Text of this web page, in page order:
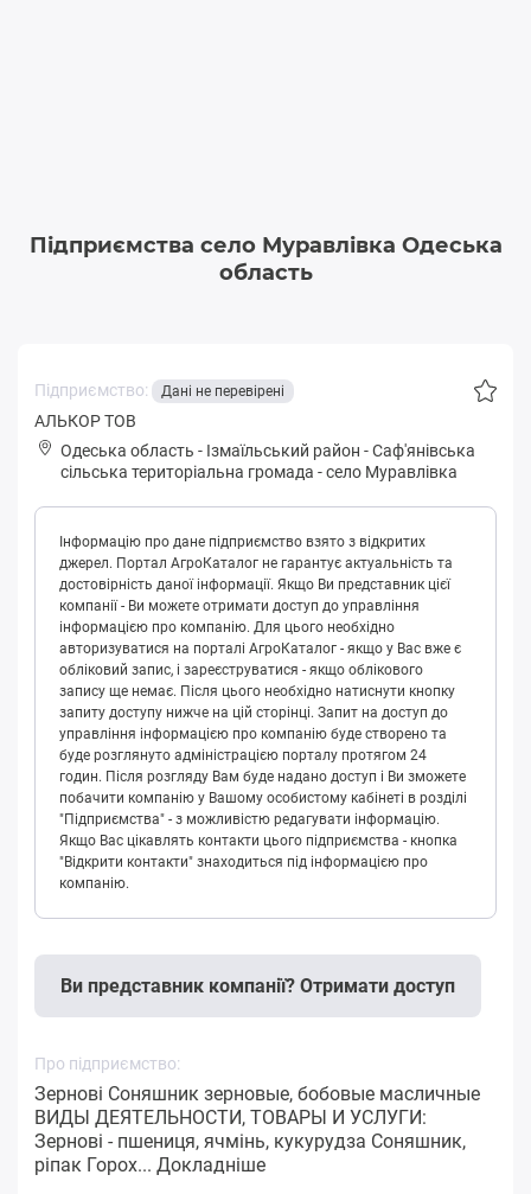
Підприємства село Муравлівка Одеська
область
Підприємство: Дані не перевірені
АЛЬКОР ТОВ
Одеська область - Ізмаїльський район -Сaф'янівськa
сільська територіальна громада -село Муравлівка
Інформацію про дане підприємство взято з відкритих
джерел. Портал АгроКаталог не гарантує актуальність та
достовірність даної інформації. Якщо Ви представник цієї
компанії - Ви можете отримати доступ до управління
інформацією про компанію. Для цього необхідно
авторизуватися на порталі АгроКаталог - якщо у Вас вже є
обліковий запис, і зареєструватися - якщо облікового
запису ще немає. Після цього необхідно натиснути кнопку
запиту доступу нижче на цій сторінці. Запит на доступ до
управління інформацією про компанію буде створено та
буде розглянуто адміністрацією порталу протягом 24
годин. Після розгляду Вам буде надано доступ і Ви зможете
побачити компанію у Вашому особистому кабінеті в розділі
"Підприємства" - з можливістю редагувати інформацію.
Якщо Вас цікавлять контакти цього підприємства - кнопка
"Відкрити контакти" знаходиться під інформацією про
компанію.
Ви представник компанії? Отримати доступ
Про підприємство:
Зернові Соняшник зерновые, бобовые масличные
ВИДЫ ДЕЯТЕЛЬНОСТИ, ТОВАРЫ И УСЛУГИ:
Зернові - пшениця, ячмінь, кукурудза Соняшник,
ріпак Горох... Докладніше